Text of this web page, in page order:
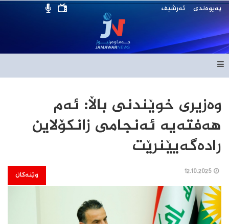
پەیوەندی ئەرشیف
وەزیری خوێندنی باڵا: ئەم
هەفتەیە ئەنجامی زانکۆلاین
رادەگەیێنرێت
وێنەکان